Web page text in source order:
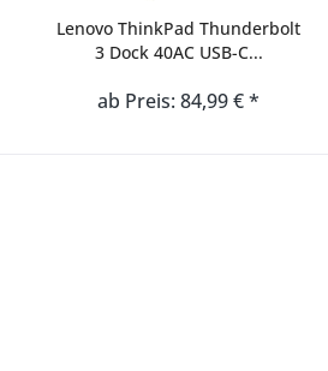
Lenovo ThinkPad Thunderbolt
3 Dock 40AC USB-C...
ab Preis: 84,99 € *